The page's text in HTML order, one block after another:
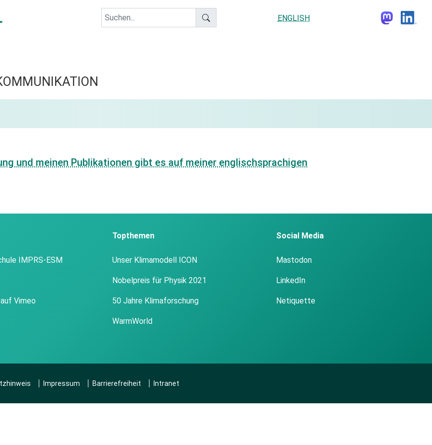
ENGLISH
und meinen Publikationen gibt es auf meiner englischsprachigen
IMPRS-ESM
Vimeo
Topthemen
Unser Klimamodell ICON
Nobelpreis für Physik 2021
50 Jahre Klimaforschung
WarmWorld
Social Media
Mastodon
LinkedIn
Netiquette
Impressum Barrierefreiheit Intranet